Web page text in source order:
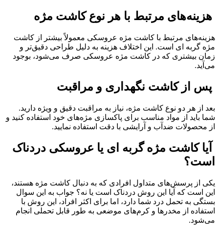
هزینه‌های مرتبط با هر نوع کاشت مژه
هزینه‌های مرتبط با کاشت مژه عروسکی معمولاً بیشتر از کاشت
مژه گربه ای است. این اختلاف هزینه به دلیل طراحی دقیق‌تر و
زمان بیشتری که در کاشت مژه عروسکی صرف می‌شود، بوجود
می‌آید.
پس از کاشت نگهداری و مراقبت
بعد از هر دو نوع کاشت مژه، نیاز به مراقبت دقیق و ویژه دارید.
شما باید از مواد مناسب برای پاکسازی مژه‌های خود استفاده کنید و
از محصولات ضدآب و آرایشی با دقت استفاده نمایید.
آیا کاشت مژه گربه ای یا عروسکی دردناک
است؟
یکی از پرسش‌های متداول افرادی که به دنبال کاشت مژه هستند،
این است که آیا این روش دردناک است یا نه؟ جواب به این سوال
بستگی به تحمل درد شما دارد، اما برای اکثر افراد، این روش با
استفاده از مخدرها و کرم‌های موضعی به طور قابل تحملی انجام
می‌شود.